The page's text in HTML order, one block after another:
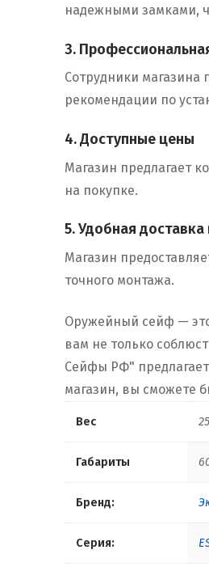
надежными замками,
3.
Сотрудники
рекомендации по
4. Доступные цены
Магазин предлагает
на покупке.
5. Удобная доставка
Магазин
точного монтажа.
Оружейный сейф —
вам не только
Сейфы РФ"
магазин, вы сможете
Вес
Габариты
Бренд:
Серия: